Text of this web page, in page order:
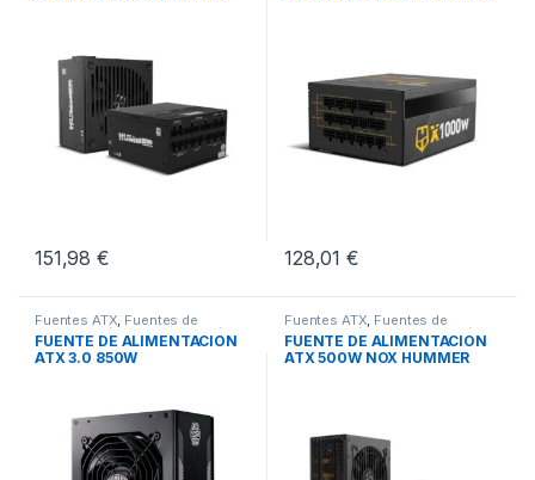
151,98€ 128,01€
Fuentes ATX Fuentes de
Alimentación , Pcs Integración
FUENTE DE ALIMENTACION
ATX 3.0 850W
Fuentes ATX Fuentes de
Alimentación , Pcs Integración
FUENTE DE ALIMENTACION
ATX 500W NOX HUMMER